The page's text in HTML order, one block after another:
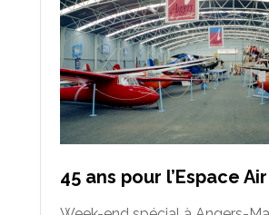
45 ans pour l’Espace